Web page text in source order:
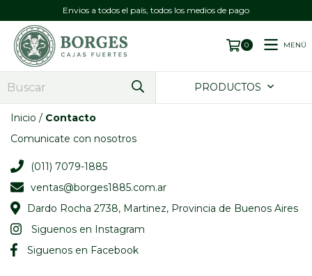
Envios a todos el país, todos los medios de pago
0 MENÚ
PRODUCTOS
Inicio / Contacto
Comunicate con nosotros
(011) 7079-1885
ventas@borges1885.com.ar
Dardo Rocha 2738, Martinez, Provincia de Buenos Aires
Siguenos en Instagram
Siguenos en Facebook